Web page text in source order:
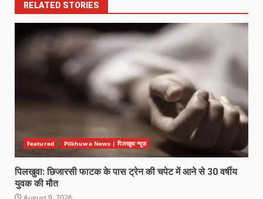
RELATED STORIES
Featured Pilkhuwa News | पिलखुवा न्यूज़
पिलखुवा: छिजारसी फाटक के पास ट्रेन की चपेट में आने से 30 वर्षीय
युवक की मौत